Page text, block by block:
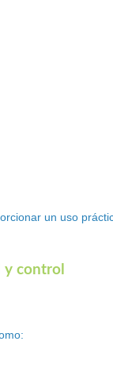
un uso
y control